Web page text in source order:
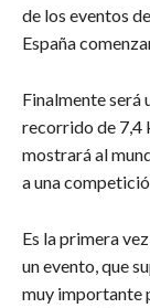
de los eventos
España
Finalmente será
recorrido de 7,4
mostrará al
a una
Es la primera
un evento, que
muy importante